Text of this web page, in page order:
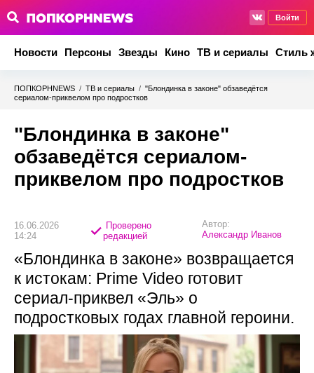
Войти
Новости Персоны Звезды Кино ТВ и сериалы Стиль
ПОПКОРНNEWS / ТВ и сериалы / "Блондинка в законе" обзаведётся
сериалом-приквелом про подростков
"Блондинка в законе"
обзаведётся сериалом-
приквелом про подростков
16.06.2026
14:24
Проверено
редакцией
Автор:
Александр Иванов
«Блондинка в законе» возвращается
к истокам: Prime Video готовит
сериал-приквел «Эль» о
подростковых годах главной героини.